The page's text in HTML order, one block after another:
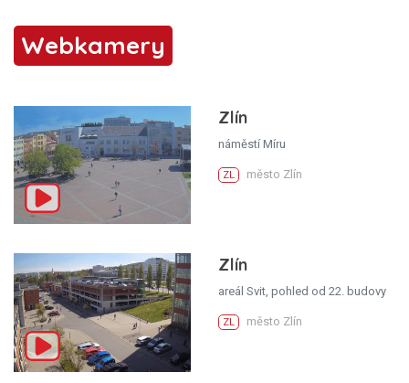
Webkamery
Zlín
náměstí Míru
ZL město Zlín
Zlín
areál Svit, pohled od 22. budovy
ZL město Zlín